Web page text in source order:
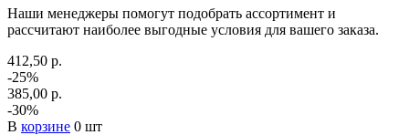
Наши менеджеры помогут подобрать ассортимент и
рассчитают наиболее выгодные условия для вашего заказа.
412,50 р.
-25%
385,00 р.
-30%
В корзине 0 шт